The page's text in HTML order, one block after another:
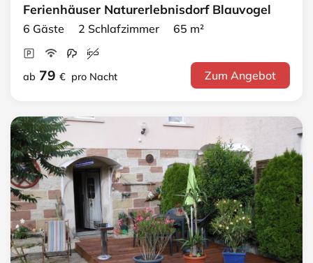
Ferienhäuser Naturerlebnisdorf Blauvogel
6 Gäste 2 Schlafzimmer 65 m²
ab 79 € pro Nacht Zum Angebot